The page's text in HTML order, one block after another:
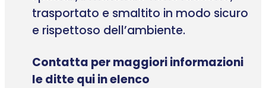
trasportato e smaltito in modo sicuro
e rispettoso dell’ambiente.
Contatta per maggiori informazioni
le ditte qui in elenco